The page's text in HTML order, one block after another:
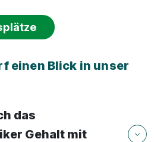
einen Blick in unser
das
Gehalt mit